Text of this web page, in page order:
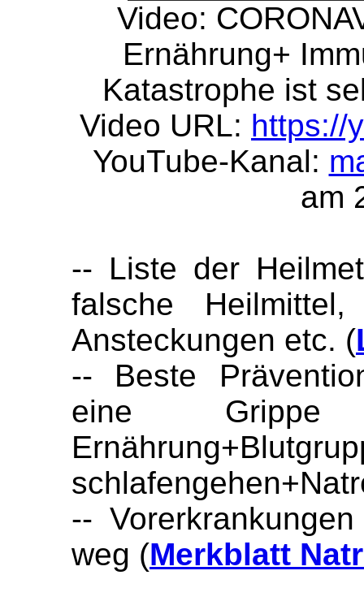
Video:
Ernährung+
Katastrophe ist
Video URL: https://
YouTube-Kanal:
am
-- Liste der
falsche
Ansteckungen etc. (
-- Beste
eine Grippe
--
weg (Merkblatt